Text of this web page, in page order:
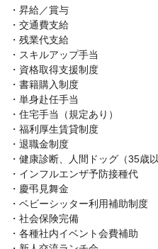
緑区、さいたま市岩槻区、川越
市、所沢市、飯能市、加須市、
市、羽生市、鴻巣市、深谷市、
田市、入間市、朝霞市、志木市
市、北本市、八潮市、富士見市
市、鶴ヶ島市、日高市、吉川市
奈町、入間郡三芳町、入間郡毛
町、比企郡嵐山町、比企郡小川
比企郡鳩山町、比企郡ときがわ
秩父郡長瀞町、秩父郡小鹿野町
児玉郡神川町、児玉郡上里町、
葛飾郡杉戸町、北葛飾郡松伏町）
市花見川区、千葉市稲毛区、千
浜区、銚子市、市川市、船橋市
市、茂原市、成田市、佐倉市、
浦市、市原市、流山市、八千代
君津市、富津市、浦安市、四街
・昇給／賞与
・交通費支給
・残業代支給
・スキルアップ手当
・資格取得支援制度
・書籍購入制度
・単身赴任手当
・住宅手当（規定あり）
・福利厚生賃貸制度
・退職金制度
・健康診断、人間ドッグ（35歳以
・インフルエンザ予防接種代
・慶弔見舞金
・ベビーシッター利用補助制度
・社会保険完備
・各種社内イベント会費補助